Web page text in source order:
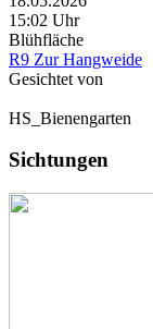
15:02 Uhr
Blühfläche
R9 Zur Hangweide
Gesichtet von
HS_Bienengarten
Sichtungen